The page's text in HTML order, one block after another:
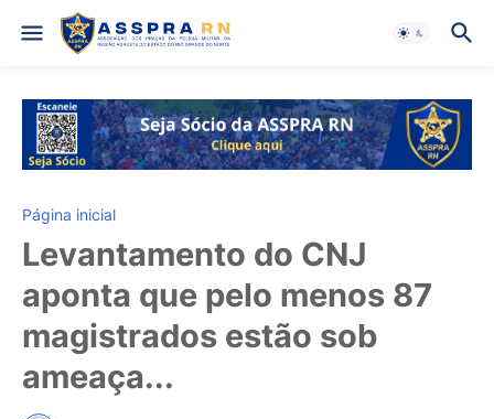
Página inicial
Levantamento do CNJ
aponta que pelo menos 87
magistrados estão sob
ameaça...